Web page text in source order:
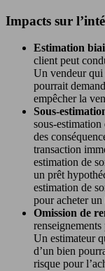
Impacts sur
Estimation
client peut
Un vendeur qui
pourrait
empêcher la
Sous-
sous-
des
transaction
estimation de
un prêt
estimation de
pour acheter un
Omission de
Un estimateur
d’un bien
risque pour